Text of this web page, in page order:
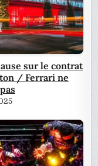
sur le contrat
/ Ferrari ne